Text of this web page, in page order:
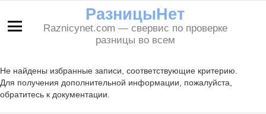
РазницыНет
Raznicynet.com — свервис по проверке
разницы во всем
Не найдены избранные записи, соответствующие критерию.
Для получения дополнительной информации, пожалуйста,
обратитесь к документации.